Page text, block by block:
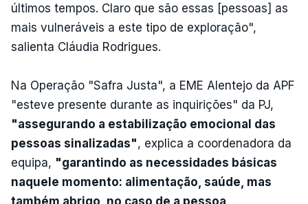
últimos tempos. Claro que são essas [pessoas] as
mais vulneráveis a este tipo de exploração",
salienta Cláudia Rodrigues.
Na Operação "Safra Justa", a EME Alentejo da APF
"esteve presente durante as inquirições" da PJ,
"assegurando a estabilização emocional das
pessoas sinalizadas", explica a coordenadora da
equipa, "garantindo as necessidades básicas
naquele momento: alimentação, saúde, mas
também abrigo, no caso de a pessoa